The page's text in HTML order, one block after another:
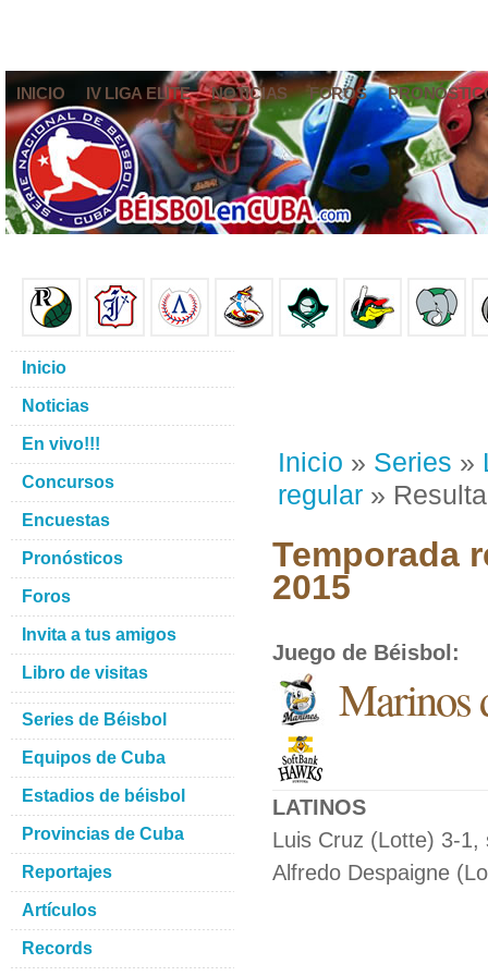
INICIO IV LIGA ELITE NOTICIAS FOROS
Inicio » Series »
regular »
Temporada
2015
Juego de Béisbol :
Marinos
LATINOS
Luis Cruz (Lotte) 3-1,
Alfredo Despaigne
Inicio
Noticias
En vivo!!!
Concursos
Encuestas
Pronósticos
Foros
Invita a tus amigos
Libro de visitas
Series de Béisbol
Equipos de Cuba
Estadios de béisbol
Provincias de Cuba
Reportajes
Artículos
Records